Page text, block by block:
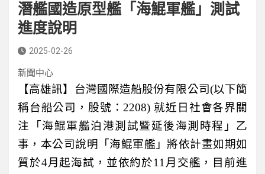
潛艦國造原型艦「海鯤軍艦」測試
進度說明
2025-02-26
新聞中心
【高雄訊】 台灣國際造船股份有限公司(以下簡
稱台船公司，股號：2208) 就近日社會各界關
注「海鯤軍艦泊港測試暨延後海測時程」乙
事，本公司說明「海鯤軍艦」將依計畫如期如
質於4月起海試，並依約於11月交艦，目前進